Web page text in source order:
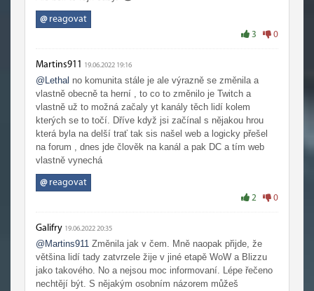
@reagovat
3 0
Martins911 19.06.2022 19:16
@Lethal no komunita stále je ale výrazně se změnila a
vlastně obecně ta herní , to co to změnilo je Twitch a
vlastně už to možná začaly yt kanály těch lidí kolem
kterých se to točí. Dříve když jsi začínal s nějakou hrou
která byla na delší trať tak sis našel web a logicky přešel
na forum , dnes jde člověk na kanál a pak DC a tím web
vlastně vynechá
@reagovat
2 0
Galifry 19.06.2022 20:35
@Martins911 Změnila jak v čem. Mně naopak přijde, že
většina lidí tady zatvrzele žije v jiné etapě WoW a Blizzu
jako takového. No a nejsou moc informovaní. Lépe řečeno
nechtějí být. S nějakým osobním názorem můžeš